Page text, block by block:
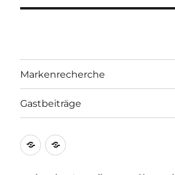
Markenrecherche
Gastbeiträge
Markenrecherche
Gastbeiträge